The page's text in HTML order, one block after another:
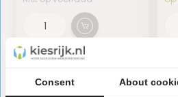
Om gaatjes te voorkomen is het
Consent About